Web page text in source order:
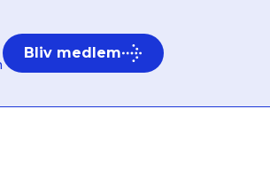
Bliv medlem